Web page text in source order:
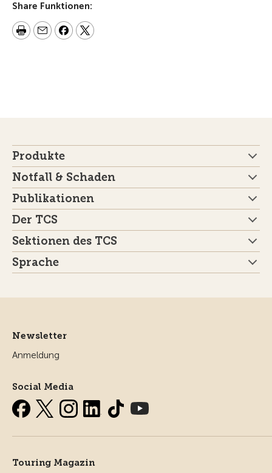
Share Funktionen:
Produkte
Notfall & Schaden
Publikationen
Der TCS
Sektionen des TCS
Sprache
Newsletter
Anmeldung
Social Media
Touring Magazin